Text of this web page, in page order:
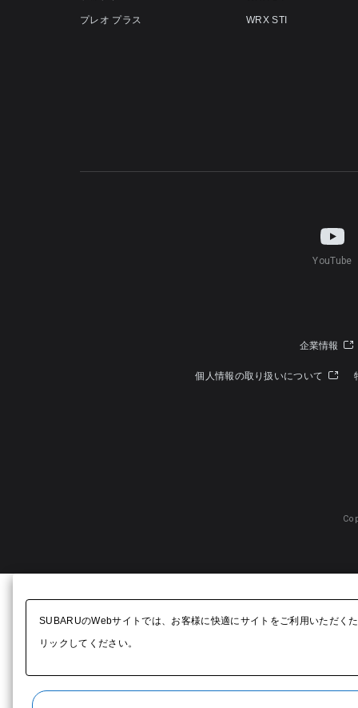
プレオ プラス WRX STI
YouTube
企業情報
個人情報の取り扱いについて
SUBARUのWebサイトでは、お客様に快適にサイトをご利用いただく
リックしてください。​